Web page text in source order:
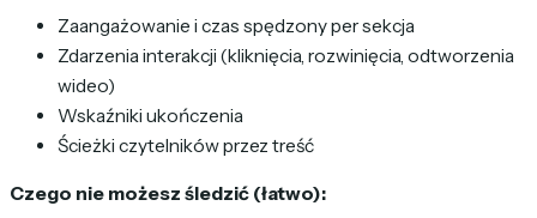
Zaangażowanie i czas spędzony per sekcja
Zdarzenia interakcji (kliknięcia, rozwinięcia, odtworzenia
wideo)
Wskaźniki ukończenia
Ścieżki czytelników przez treść
Czego nie możesz śledzić (łatwo):